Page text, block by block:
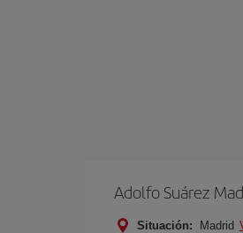
Adolfo Suárez
Situación: Madrid